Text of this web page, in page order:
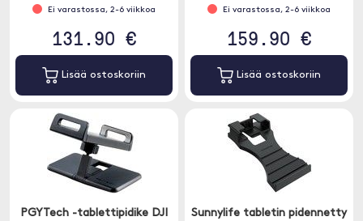
Ei varastossa, 2-6 viikkoa
131.90 €
Lisää ostoskoriin
Ei varastossa, 2-6 viikkoa
159.90 €
Lisää ostoskoriin
PGYTech -tablettipidike DJI
Sunnylife tabletin pidennetty